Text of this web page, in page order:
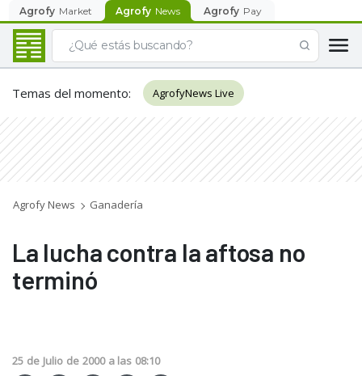
Agrofy Market Agrofy News Agrofy Pay
Temas del momento: AgrofyNews Live
Agrofy News Ganadería
La lucha contra la aftosa no
terminó
25 de Julio de 2000 a las 08:10